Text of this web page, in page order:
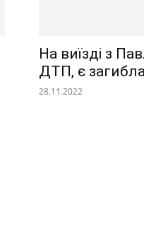
На виїзді з
ДТП, є
28.11.2022